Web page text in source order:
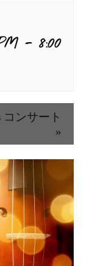
- 8:00
コンサート
»